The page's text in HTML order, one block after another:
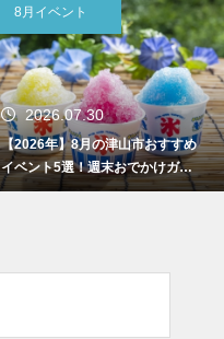
東広島市
2026.07.30
【2026年】8月の東広島市おすす
めイベント5選！週末おでかけガ
イド